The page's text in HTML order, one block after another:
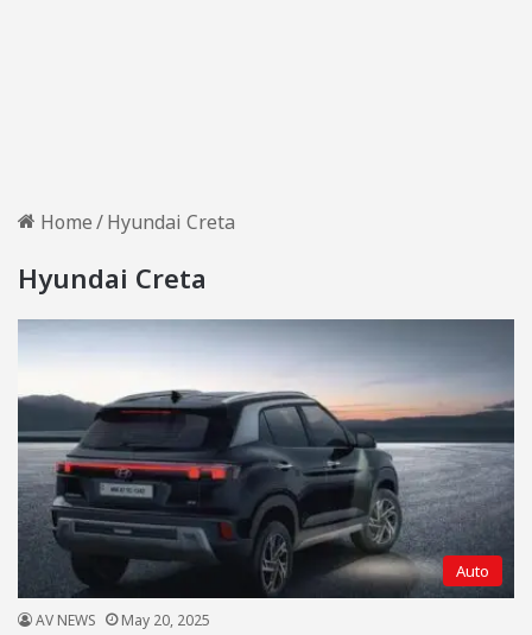
Home/Hyundai Creta
Hyundai Creta
Auto
AV NEWS May 20, 2025